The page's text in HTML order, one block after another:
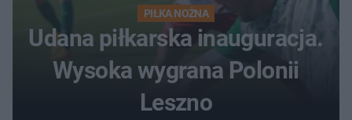
PIŁKA NOŻNA
Udana piłkarska inauguracja.
Wysoka wygrana Polonii
Leszno